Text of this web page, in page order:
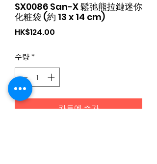
SX0086 San-X 鬆弛熊拉鏈迷你
化粧袋 (約 13 x 14 cm)
HK$124.00
수량*
카트에 추가